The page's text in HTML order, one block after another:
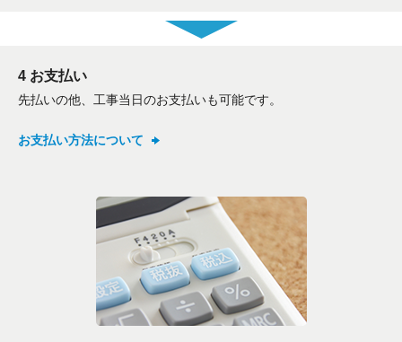
4 お支払い
先払いの他、工事当日のお支払いも可能です。
お支払い方法について